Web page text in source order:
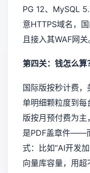
PG 12、MySQL
意HTTPS域名，
且接入其WAF网关
第四关：钱怎么算
国际版按秒计费
单明细颗粒度到
版按月预付费为
是PDF盖章件——
式：比如“AI开发
向量库容量，用